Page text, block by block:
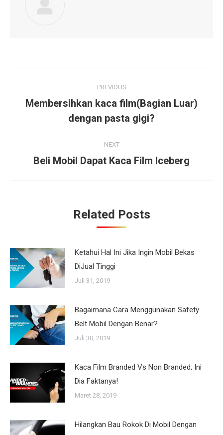
navigation
PREVIOUS
Previous
post:
Membersihkan kaca film(Bagian Luar)
dengan pasta gigi?
NEXT
Next
Beli Mobil Dapat Kaca Film Iceberg
Related Posts
Ketahui Hal Ini Jika Ingin Mobil Bekas
DiJual Tinggi
Juli 31, 2019
Bagaimana Cara Menggunakan Safety
Belt Mobil Dengan Benar?
Juli 30, 2019
Kaca Film Branded Vs Non Branded, Ini
Dia Faktanya!
Maret 28, 2019
Hilangkan Bau Rokok Di Mobil Dengan